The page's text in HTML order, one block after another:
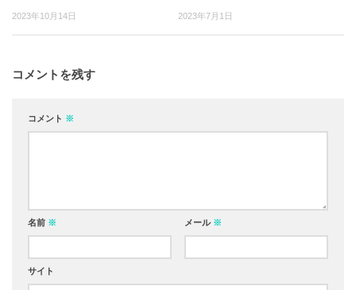
2023年10月14日 2023年7月1日
コメントを残す
コメント ※
名前 ※ メール ※
サイト